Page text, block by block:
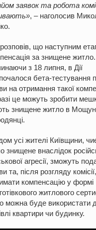
заявок та робота
, – наголосив
розповів, що наступним
за знищене житло.
з 18 липня, в Дії
бета-тестування
на отримання такої
це можуть зробити
знищене житло в
усі жителі Київщини,
знищене внаслідок
агресії, зможуть
та, після розгляду комісії,
компенсацію у формі
житлового
можна буде використати
квартири чи будинку.